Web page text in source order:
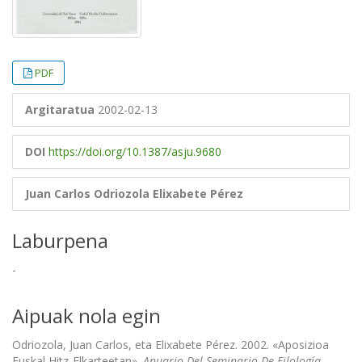
PDF
Argitaratua 2002-02-13
DOI https://doi.org/10.1387/asju.9680
Juan Carlos Odriozola Elixabete Pérez
Laburpena
-
Aipuak nola egin
Odriozola, Juan Carlos, eta Elixabete Pérez. 2002. «Aposizioa